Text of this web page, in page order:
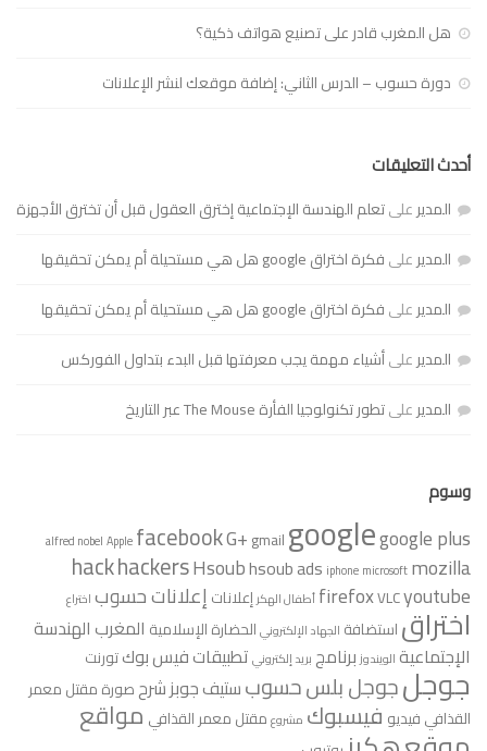
هل المغرب قادر على تصنيع هواتف ذكية؟
دورة حسوب – الدرس الثاني: إضافة موقعك لنشر الإعلانات
أحدث التعليقات
المديرعلىتعلم الهندسة الإجتماعية إخترق العقول قبل أن تخترق الأجهزة
المديرعلىفكرة اختراق google هل هي مستحيلة أم يمكن تحقيقها
المديرعلىفكرة اختراق google هل هي مستحيلة أم يمكن تحقيقها
المديرعلىأشياء مهمة يجب معرفتها قبل البدء بتداول الفوركس
المديرعلىتطور تكنولوجيا الفأرة The Mouse عبر التاريخ
وسوم
alfred nobel ApplefacebookG+gmailgooglegoogle plus
hackhackersHsoubhsoub adsiphone microsoft mozilla
firefoxVLCyoutube أطفال الهكرإعلاناتإعلانات حسوباختراع اختراقاستضافة الجهاد الإلكتروني الحضارة الإسلاميةالمغربالهندسة
الإجتماعيةالويندوزبرنامجبريد إلكتروني تطبيقات فيس بوكتورنت جوجل جوجل بلسحسوبستيف جوبزشرحصورة مقتل معمر
القذافيفيديوفيسبوك مشروعمقتل معمر القذافيمواقع